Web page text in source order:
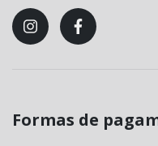
Formas de